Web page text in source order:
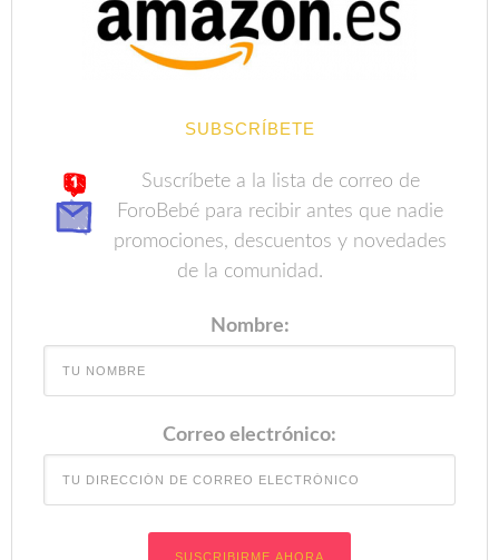
SUBSCRÍBETE
Suscríbete a la lista de correo de
ForoBebé para recibir antes que nadie
promociones, descuentos y novedades
de la comunidad.
Nombre:
Correo electrónico: